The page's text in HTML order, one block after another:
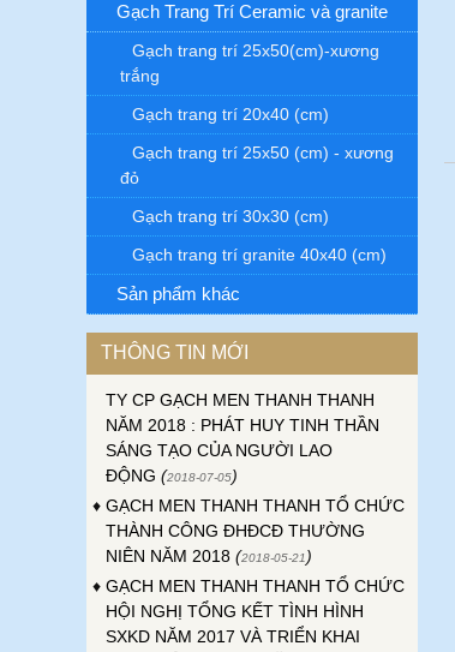
Gạch Trang Trí Ceramic và granite
Gạch trang trí 25x50(cm)-xương
trắng
Gạch trang trí 20x40 (cm)
Gạch trang trí 25x50 (cm) - xương
đỏ
Gạch trang trí 30x30 (cm)
Gạch trang trí granite 40x40 (cm)
Sản phẩm khác
THÔNG TIN MỚI
ĐẠI HỘI ĐỒNG CỔ ĐÔNG THƯỜNG
NIÊN CÔNG TY GẠCH MEN THANH
THANH NĂM 2023 ( 2023-04-24)
ĐẠI HỘI CÔNG ĐOÀN CƠ SỞ CÔNG
TY GẠCH MEN THANH THANH LẦN
THỨ XVI, NHIỆM KỲ 2023-2028
03-30)
HỘI NGHỊ NGƯỜI LAO ĐỘNG CÔNG
NĂM 2018 : PHÁT HUY TINH THẦN
SÁNG TẠO CỦA NGƯỜI LAO
ĐỘNG
GẠCH MEN THANH THANH TỔ CHỨC
THÀNH CÔNG ĐHĐCĐ THƯỜNG
NIÊN NĂM 2018
GẠCH MEN THANH THANH TỔ CHỨC
HỘI NGHỊ TỔNG KẾT TÌNH HÌNH
SXKD NĂM 2017 VÀ TRIỂN KHAI